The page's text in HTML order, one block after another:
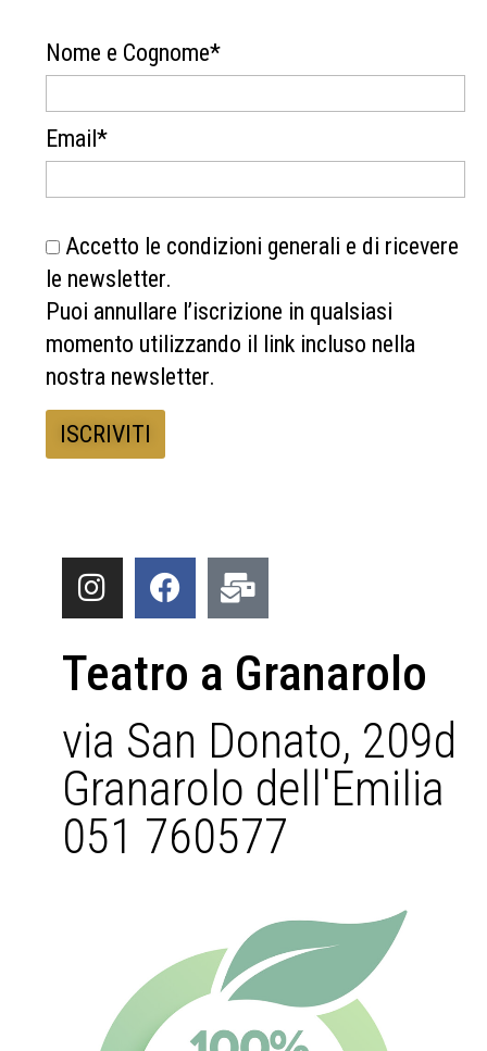
Nome e Cognome*
Email*
Accetto le condizioni generali e di ricevere
le newsletter.
Puoi annullare l’iscrizione in qualsiasi
momento utilizzando il link incluso nella
nostra newsletter.
Teatro a Granarolo
via San Donato, 209d
Granarolo dell'Emilia
051 760577